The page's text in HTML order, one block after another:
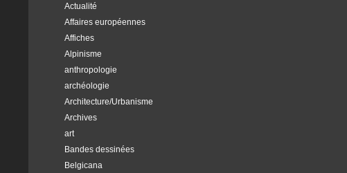
Actualité
Affaires européennes
Affiches
Alpinisme
anthropologie
archéologie
Architecture/Urbanisme
Archives
art
Bandes dessinées
Belgicana